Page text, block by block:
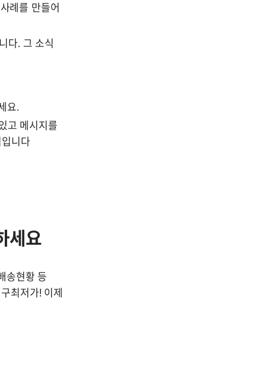
례를 만들어
다. 그 소식
요.
고 메시지를
니다
세요
송현황 등
최저가! 이제